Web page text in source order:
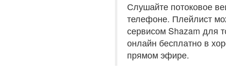
Слушайте потоковое
телефоне. Плейлист
сервисом Shazam для
онлайн бесплатно в
прямом эфире.